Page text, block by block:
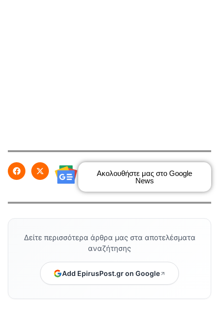
Ακολουθήστε μας στο Google
News
Δείτε περισσότερα άρθρα μας στα αποτελέσματα
αναζήτησης
Add EpirusPost.gr on Google